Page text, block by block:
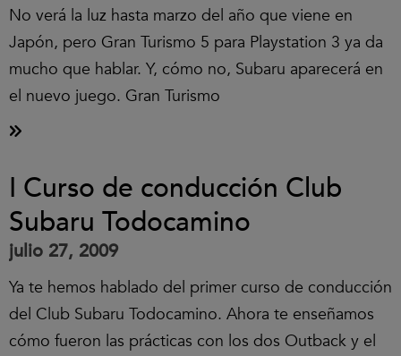
No verá la luz hasta marzo del año que viene en
Japón, pero Gran Turismo 5 para Playstation 3 ya da
mucho que hablar. Y, cómo no, Subaru aparecerá en
el nuevo juego. Gran Turismo
I Curso de conducción Club
Subaru Todocamino
julio 27, 2009
Ya te hemos hablado del primer curso de conducción
del Club Subaru Todocamino. Ahora te enseñamos
cómo fueron las prácticas con los dos Outback y el